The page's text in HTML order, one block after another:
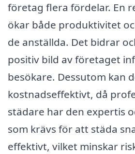
företag flera fördelar. En
ökar både produktivitet
de anställda. Det bidrar
positiv bild av företaget
besökare. Dessutom kan
kostnadseffektivt, då
städare har den expertis
som krävs för att städa
effektivt, vilket minskar